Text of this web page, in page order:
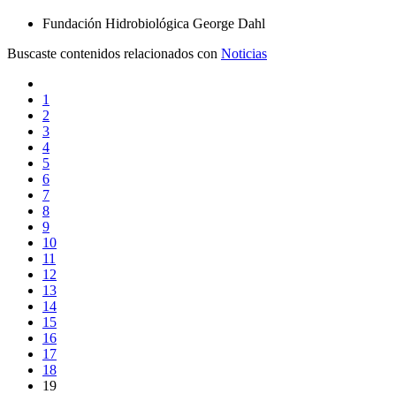
Fundación Hidrobiológica George Dahl
Buscaste contenidos relacionados con Noticias
1
2
3
4
5
6
7
8
9
10
11
12
13
14
15
16
17
18
19